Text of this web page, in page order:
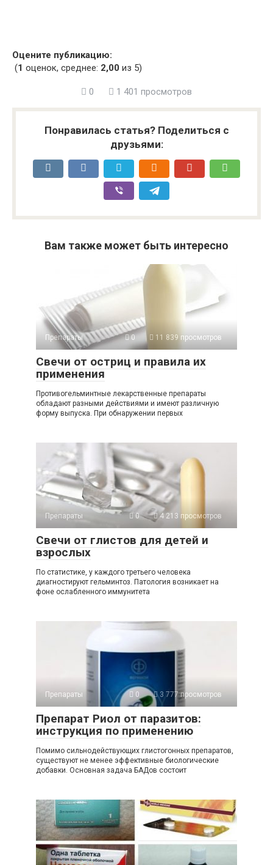
Оцените публикацию:
(1 оценок, среднее: 2,00 из 5)
0 1 401 просмотров
Понравилась статья? Поделиться с
друзьями:
Вам также может быть интересно
Препараты 0 11 839 просмотров
Свечи от остриц и правила их
применения
Противогельминтные лекарственные препараты
обладают разными действиями и имеют различную
форму выпуска. При обнаружении первых
Препараты 0 4 213 просмотров
Свечи от глистов для детей и
взрослых
По статистике, у каждого третьего человека
диагностируют гельминтоз. Патология возникает на
фоне ослабленного иммунитета
Препараты 0 3 777 просмотров
Препарат Риол от паразитов:
инструкция по применению
Помимо сильнодействующих глистогонных препаратов,
существуют не менее эффективные биологические
добавки. Основная задача БАДов состоит